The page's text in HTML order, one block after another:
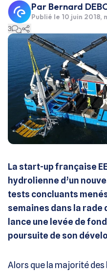
Par Bernard
Publié le 10 juin 2018,
3
La start-up française
hydrolienne d’un
tests concluants
semaines dans la rade
lance une levée de
poursuite de son
Alors que la majorité